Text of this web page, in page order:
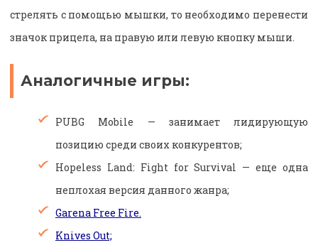
стрелять с помощью мышки, то необходимо перенести
значок прицела, на правую или левую кнопку мыши.
Аналогичные игры:
PUBG Mobile — занимает лидирующую
позицию среди своих конкурентов;
Hopeless Land: Fight for Survival — еще одна
неплохая версия данного жанра;
Garena Free Fire.
Knives Out;